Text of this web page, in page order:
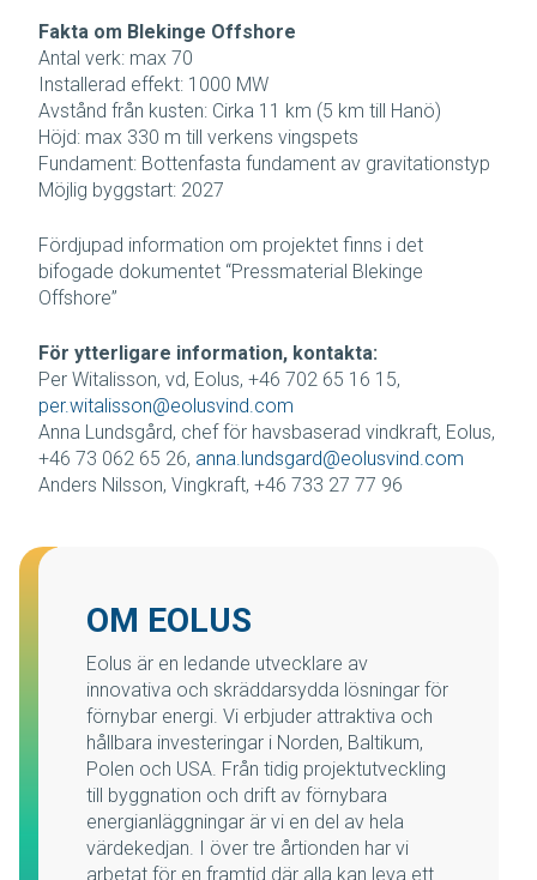
Fakta om Blekinge Offshore
Antal verk: max 70
Installerad effekt: 1000 MW
Avstånd från kusten: Cirka 11 km (5 km till Hanö)
Höjd: max 330 m till verkens vingspets
Fundament: Bottenfasta fundament av gravitationstyp
Möjlig byggstart: 2027
Fördjupad information om projektet finns i det
bifogade dokumentet “Pressmaterial Blekinge
Offshore”
För ytterligare information, kontakta:
Per Witalisson, vd, Eolus, +46 702 65 16 15,
per.witalisson@eolusvind.com
Anna Lundsgård, chef för havsbaserad vindkraft, Eolus,
+46 73 062 65 26, anna.lundsgard@eolusvind.com
Anders Nilsson, Vingkraft, +46 733 27 77 96
OM EOLUS
Eolus är en ledande utvecklare av
innovativa och skräddarsydda lösningar för
förnybar energi. Vi erbjuder attraktiva och
hållbara investeringar i Norden, Baltikum,
Polen och USA. Från tidig projektutveckling
till byggnation och drift av förnybara
energianläggningar är vi en del av hela
värdekedjan. I över tre årtionden har vi
arbetat för en framtid där alla kan leva ett